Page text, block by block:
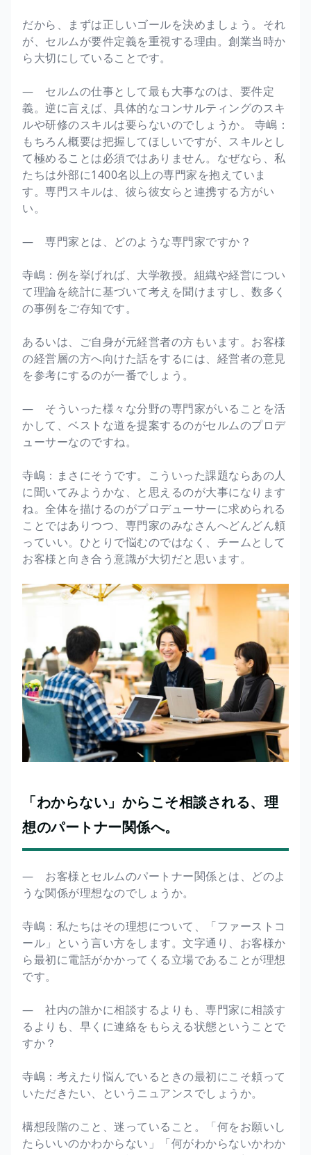
だから、まずは正しいゴールを決めましょう。それ
が、セルムが要件定義を重視する理由。創業当時か
ら大切にしていることです。
― セルムの仕事として最も大事なのは、要件定
義。逆に言えば、具体的なコンサルティングのスキ
ルや研修のスキルは要らないのでしょうか。 寺嶋：
もちろん概要は把握してほしいですが、スキルとし
て極めることは必須ではありません。なぜなら、私
たちは外部に1400名以上の専門家を抱えていま
す。専門スキルは、彼ら彼女らと連携する方がい
い。
― 専門家とは、どのような専門家ですか？
寺嶋：例を挙げれば、大学教授。組織や経営につい
て理論を統計に基づいて考えを聞けますし、数多く
の事例をご存知です。
あるいは、ご自身が元経営者の方もいます。お客様
の経営層の方へ向けた話をするには、経営者の意見
を参考にするのが一番でしょう。
― そういった様々な分野の専門家がいることを活
かして、ベストな道を提案するのがセルムのプロデ
ューサーなのですね。
寺嶋：まさにそうです。こういった課題ならあの人
に聞いてみようかな、と思えるのが大事になります
ね。全体を描けるのがプロデューサーに求められる
ことではありつつ、専門家のみなさんへどんどん頼
っていい。ひとりで悩むのではなく、チームとして
お客様と向き合う意識が大切だと思います。
「わからない」からこそ相談される、理
想のパートナー関係へ。
― お客様とセルムのパートナー関係とは、どのよ
うな関係が理想なのでしょうか。
寺嶋：私たちはその理想について、「ファーストコ
ール」という言い方をします。文字通り、お客様か
ら最初に電話がかかってくる立場であることが理想
です。
― 社内の誰かに相談するよりも、専門家に相談す
るよりも、早くに連絡をもらえる状態ということで
すか？
寺嶋：考えたり悩んでいるときの最初にこそ頼って
いただきたい、というニュアンスでしょうか。
構想段階のこと、迷っていること。「何をお願いし
たらいいのかわからない」「何がわからないかわか